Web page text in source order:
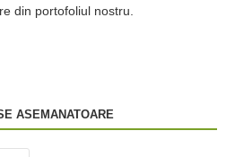
din portofoliul nostru.
ASEMANATOARE